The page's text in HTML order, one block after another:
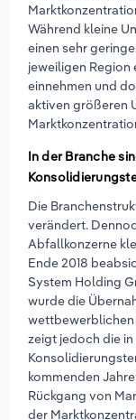
Während kleine
einen sehr
jeweiligen Region
einnehmen und
aktiven größeren
In der Branche
Die
verändert.
Abfallkonzerne
Ende 2018
System Holding
wurde die
wettbewerblichen
zeigt jedoch die
kommenden
Rückgang von
der